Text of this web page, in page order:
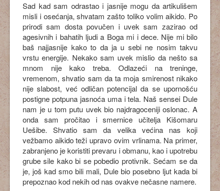
Sad kad sam odrastao i jasnije mogu da artikulišem
misli i osećanja, shvatam zašto toliko volim aikido. Po
prirodi sam dosta povučen i uvek sam zazirao od
agesivnih i bahatih ljudi a Boga mi i dece. Nije mi bilo
baš najjasnije kako to da ja u sebi ne nosim takvu
vrstu energije. Nekako sam uvek mislio da nešto sa
mnom nije kako treba. Odlazeći na treninge,
vremenom, shvatio sam da ta moja smirenost nikako
nije slabost, već odličan potencijal da se upornošću
postigne potpuna jasnoća uma i tela. Naš sensei Dule
nam je u tom putu uvek bio najdragoceniji oslonac. A
onda sam pročitao i smernice učitelja Kišomaru
Uešibe. Shvatio sam da velika većina nas koji
vežbamo aikido teži upravo ovim vrlinama. Na primer,
zabranjeno je koristiti prevaru i obmanu, kao i upotrebu
grube sile kako bi se pobedio protivnik. Sećam se da
je, još kad smo bili mali, Dule bio posebno ljut kada bi
prepoznao kod nekih od nas ovakve nečasne namere.